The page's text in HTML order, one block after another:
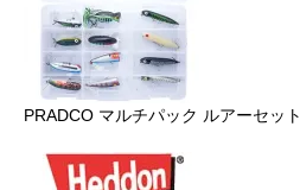
PRADCO マルチパック ルアーセット